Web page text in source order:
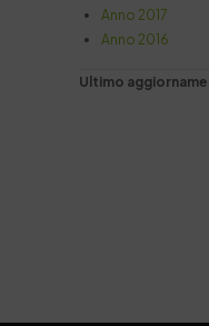
Anno 2017
Anno 2016
Ultimo